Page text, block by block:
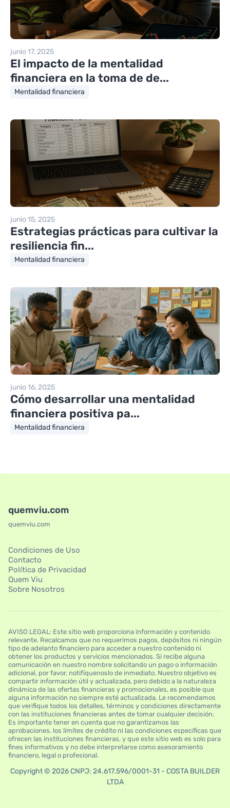
junio 17, 2025
El impacto de la mentalidad
financiera en la toma de de...
Mentalidad financiera
junio 15, 2025
Estrategias prácticas para cultivar la
resiliencia fin...
Mentalidad financiera
junio 16, 2025
Cómo desarrollar una mentalidad
financiera positiva pa...
Mentalidad financiera
quemviu.com
quemviu.com
Condiciones de Uso
Contacto
Política de Privacidad
Quem Viu
Sobre Nosotros
AVISO LEGAL: Este sitio web proporciona información y contenido
relevante. Recalcamos que no requerimos pagos, depósitos ni ningún
tipo de adelanto financiero para acceder a nuestro contenido ni
obtener los productos y servicios mencionados. Si recibe alguna
comunicación en nuestro nombre solicitando un pago o información
adicional, por favor, notifíquenoslo de inmediato. Nuestro objetivo es
compartir información útil y actualizada, pero debido a la naturaleza
dinámica de las ofertas financieras y promocionales, es posible que
alguna información no siempre esté actualizada. Le recomendamos
que verifique todos los detalles, términos y condiciones directamente
con las instituciones financieras antes de tomar cualquier decisión.
Es importante tener en cuenta que no garantizamos las
aprobaciones, los límites de crédito ni las condiciones específicas que
ofrecen las instituciones financieras, y que este sitio web es solo para
fines informativos y no debe interpretarse como asesoramiento
financiero, legal o profesional.
Copyright © 2026 CNPJ: 24.617.596/0001-31 - COSTA BUILDER
LTDA